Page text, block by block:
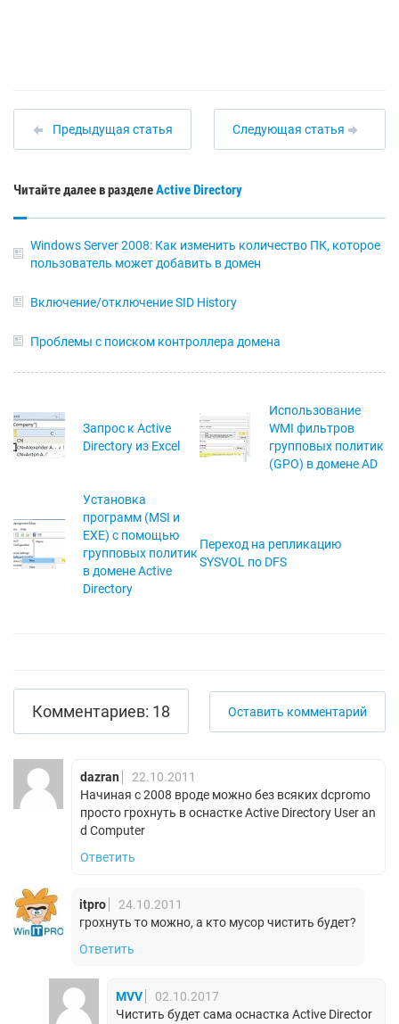
Предыдущая статья Следующая статья
Читайте далее в разделеActive Directory
Windows Server 2008: Как изменить количество ПК, которое
пользователь может добавить в домен
Включение/отключение SID History
Проблемы с поиском контроллера домена
Запрос к Active
Directory из Excel
Использование
WMI фильтров
групповых политик
(GPO) в домене AD
Установка
программ (MSI и
EXE) с помощью
групповых политик
в домене Active
Directory
Переход на репликацию
SYSVOL по DFS
Комментариев: 18 Оставить комментарий
dazran
22.10.2011
Начиная с 2008 вроде можно без всяких dcpromo
просто грохнуть в оснастке Active Directory User an
d Computer
Ответить
itpro
24.10.2011
грохнуть то можно, а кто мусор чистить будет?
Ответить
MVV
02.10.2017
Чистить будет сама оснастка Active Director